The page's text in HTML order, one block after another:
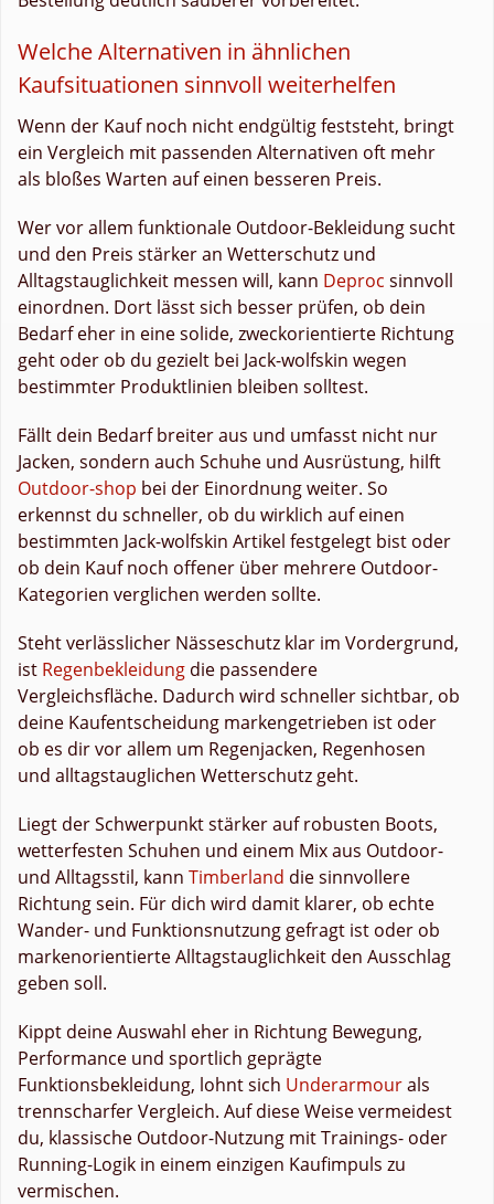
Welche Alternativen in ähnlichen
Kaufsituationen sinnvoll weiterhelfen
Wenn der Kauf noch nicht endgültig feststeht, bringt
ein Vergleich mit passenden Alternativen oft mehr
als bloßes Warten auf einen besseren Preis.
Wer vor allem funktionale Outdoor-Bekleidung sucht
und den Preis stärker an Wetterschutz und
Alltagstauglichkeit messen will, kann Deproc sinnvoll
einordnen. Dort lässt sich besser prüfen, ob dein
Bedarf eher in eine solide, zweckorientierte Richtung
geht oder ob du gezielt bei Jack-wolfskin wegen
bestimmter Produktlinien bleiben solltest.
Fällt dein Bedarf breiter aus und umfasst nicht nur
Jacken, sondern auch Schuhe und Ausrüstung, hilft
Outdoor-shop bei der Einordnung weiter. So
erkennst du schneller, ob du wirklich auf einen
bestimmten Jack-wolfskin Artikel festgelegt bist oder
ob dein Kauf noch offener über mehrere Outdoor-
Kategorien verglichen werden sollte.
Steht verlässlicher Nässeschutz klar im Vordergrund,
ist Regenbekleidung die passendere
Vergleichsfläche. Dadurch wird schneller sichtbar, ob
deine Kaufentscheidung markengetrieben ist oder
ob es dir vor allem um Regenjacken, Regenhosen
und alltagstauglichen Wetterschutz geht.
Liegt der Schwerpunkt stärker auf robusten Boots,
wetterfesten Schuhen und einem Mix aus Outdoor-
und Alltagsstil, kann Timberland die sinnvollere
Richtung sein. Für dich wird damit klarer, ob echte
Wander- und Funktionsnutzung gefragt ist oder ob
markenorientierte Alltagstauglichkeit den Ausschlag
geben soll.
Kippt deine Auswahl eher in Richtung Bewegung,
Performance und sportlich geprägte
Funktionsbekleidung, lohnt sich Underarmourals
trennscharfer Vergleich. Auf diese Weise vermeidest
du, klassische Outdoor-Nutzung mit Trainings- oder
Running-Logik in einem einzigen Kaufimpuls zu
vermischen.